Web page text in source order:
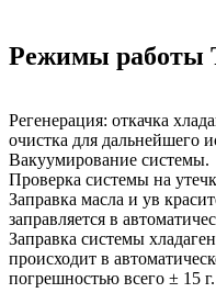
Режимы работы
Регенерация: откачка
очистка для дальнейшего
Вакуумирование системы.
Проверка системы на
Заправка масла и ув
заправляется в
Заправка системы
происходит в
погрешностью всего ± 15 г.